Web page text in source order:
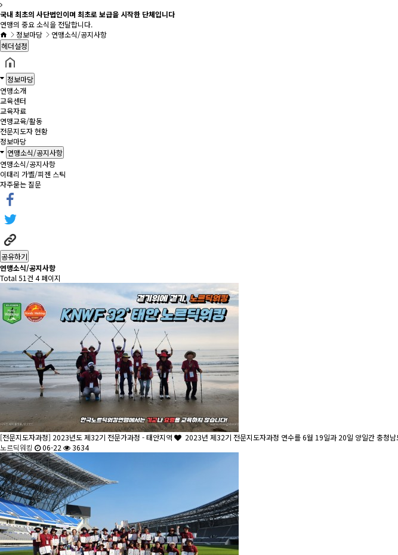
국내 최초의 사단법인이며 최초로 보급을 시작한 단체입니다
연맹의 중요 소식을 전달합니다.
정보마당
연맹소식/공지사항
헤더설정
정보마당
연맹소개
교육센터
교육자료
연맹교육/활동
전문지도자 현황
정보마당
연맹소식/공지사항
연맹소식/공지사항
이태리 가벨/피젠 스틱
자주묻는 질문
공유하기
연맹소식/공지사항
Total 51건 4 페이지
[전문지도자과정] 2023년도 제32기 전문가과정 - 태안지역
2023년 제32기 전문지도자과정 연수를 6월 19일과 20일 양일간 충청
노르딕워킹
06-22 3634